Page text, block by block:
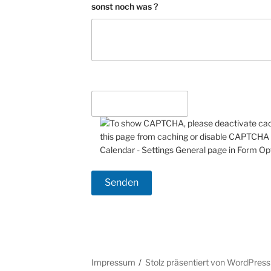
sonst noch was ?
Impressum Stolz präsentiert von WordPress